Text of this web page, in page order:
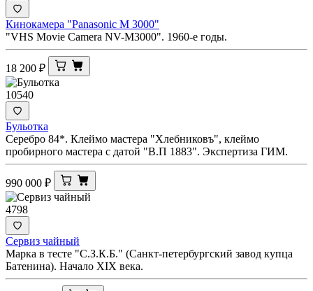
Кинокамера "Panasonic M 3000"
"VHS Movie Camera NV-M3000". 1960-е годы.
18 200 ₽
10540
Бульотка
Серебро 84*. Клеймо мастера "Хлебниковъ", клеймо
пробирного мастера с датой "В.П 1883". Экспертиза ГИМ.
990 000 ₽
4798
Сервиз чайный
Марка в тесте "С.З.К.Б." (Санкт-петербургский завод купца
Батенина). Начало XIX века.